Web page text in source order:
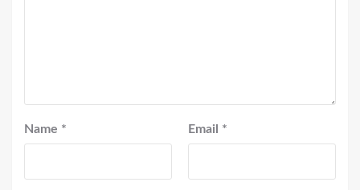
Name * Email *